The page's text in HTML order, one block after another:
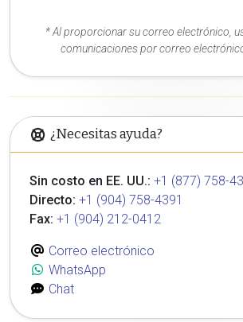
* Al proporcionar su correo electrónico,
comunicaciones por correo
¿Necesitas ayuda?
Sin costo en EE. UU.: +1 (877) 758-
Directo: +1 (904) 758-4391
Fax: +1 (904) 212-0412
Correo electrónico
WhatsApp
Chat